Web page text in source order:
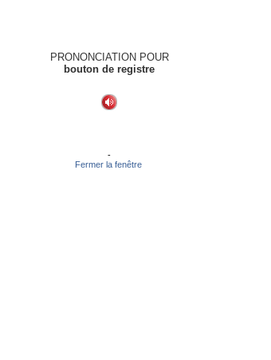
PRONONCIATION POUR
bouton de registre
-
Fermer la fenêtre